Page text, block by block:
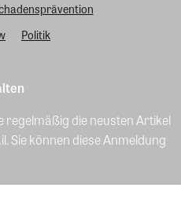
Politik
regelmäßig die neusten Artikel
Sie können diese Anmeldung